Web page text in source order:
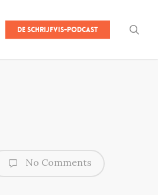
De Schrijfvis-podcast
No Comments